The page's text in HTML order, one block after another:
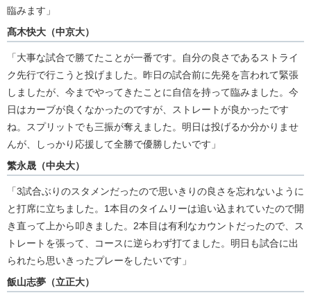
臨みます」
髙木快大（中京大）
「大事な試合で勝てたことが一番です。自分の良さであるストライ
ク先行で行こうと投げました。昨日の試合前に先発を言われて緊張
しましたが、今までやってきたことに自信を持って臨みました。今
日はカーブが良くなかったのですが、ストレートが良かったです
ね。スプリットでも三振が奪えました。明日は投げるか分かりませ
んが、しっかり応援して全勝で優勝したいです」
繁永晟（中央大）
「3試合ぶりのスタメンだったので思いきりの良さを忘れないように
と打席に立ちました。1本目のタイムリーは追い込まれていたので開
き直って上から叩きました。2本目は有利なカウントだったので、ス
トレートを張って、コースに逆らわず打てました。明日も試合に出
られたら思いきったプレーをしたいです」
飯山志夢（立正大）